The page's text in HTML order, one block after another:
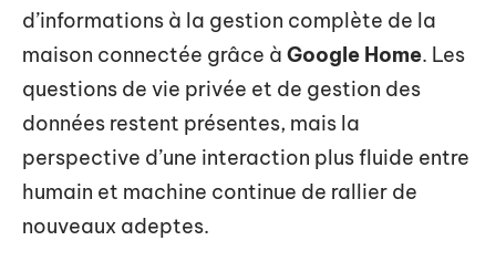
d’informations à la gestion complète de la
maison connectée grâce à Google Home. Les
questions de vie privée et de gestion des
données restent présentes, mais la
perspective d’une interaction plus fluide entre
humain et machine continue de rallier de
nouveaux adeptes.